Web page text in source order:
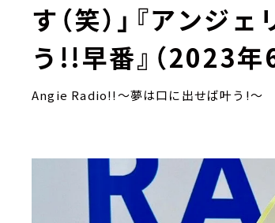
す（笑）」『アンジ
う!!早番』（2023年
Angie Radio!!～夢は口に出せば叶う!～